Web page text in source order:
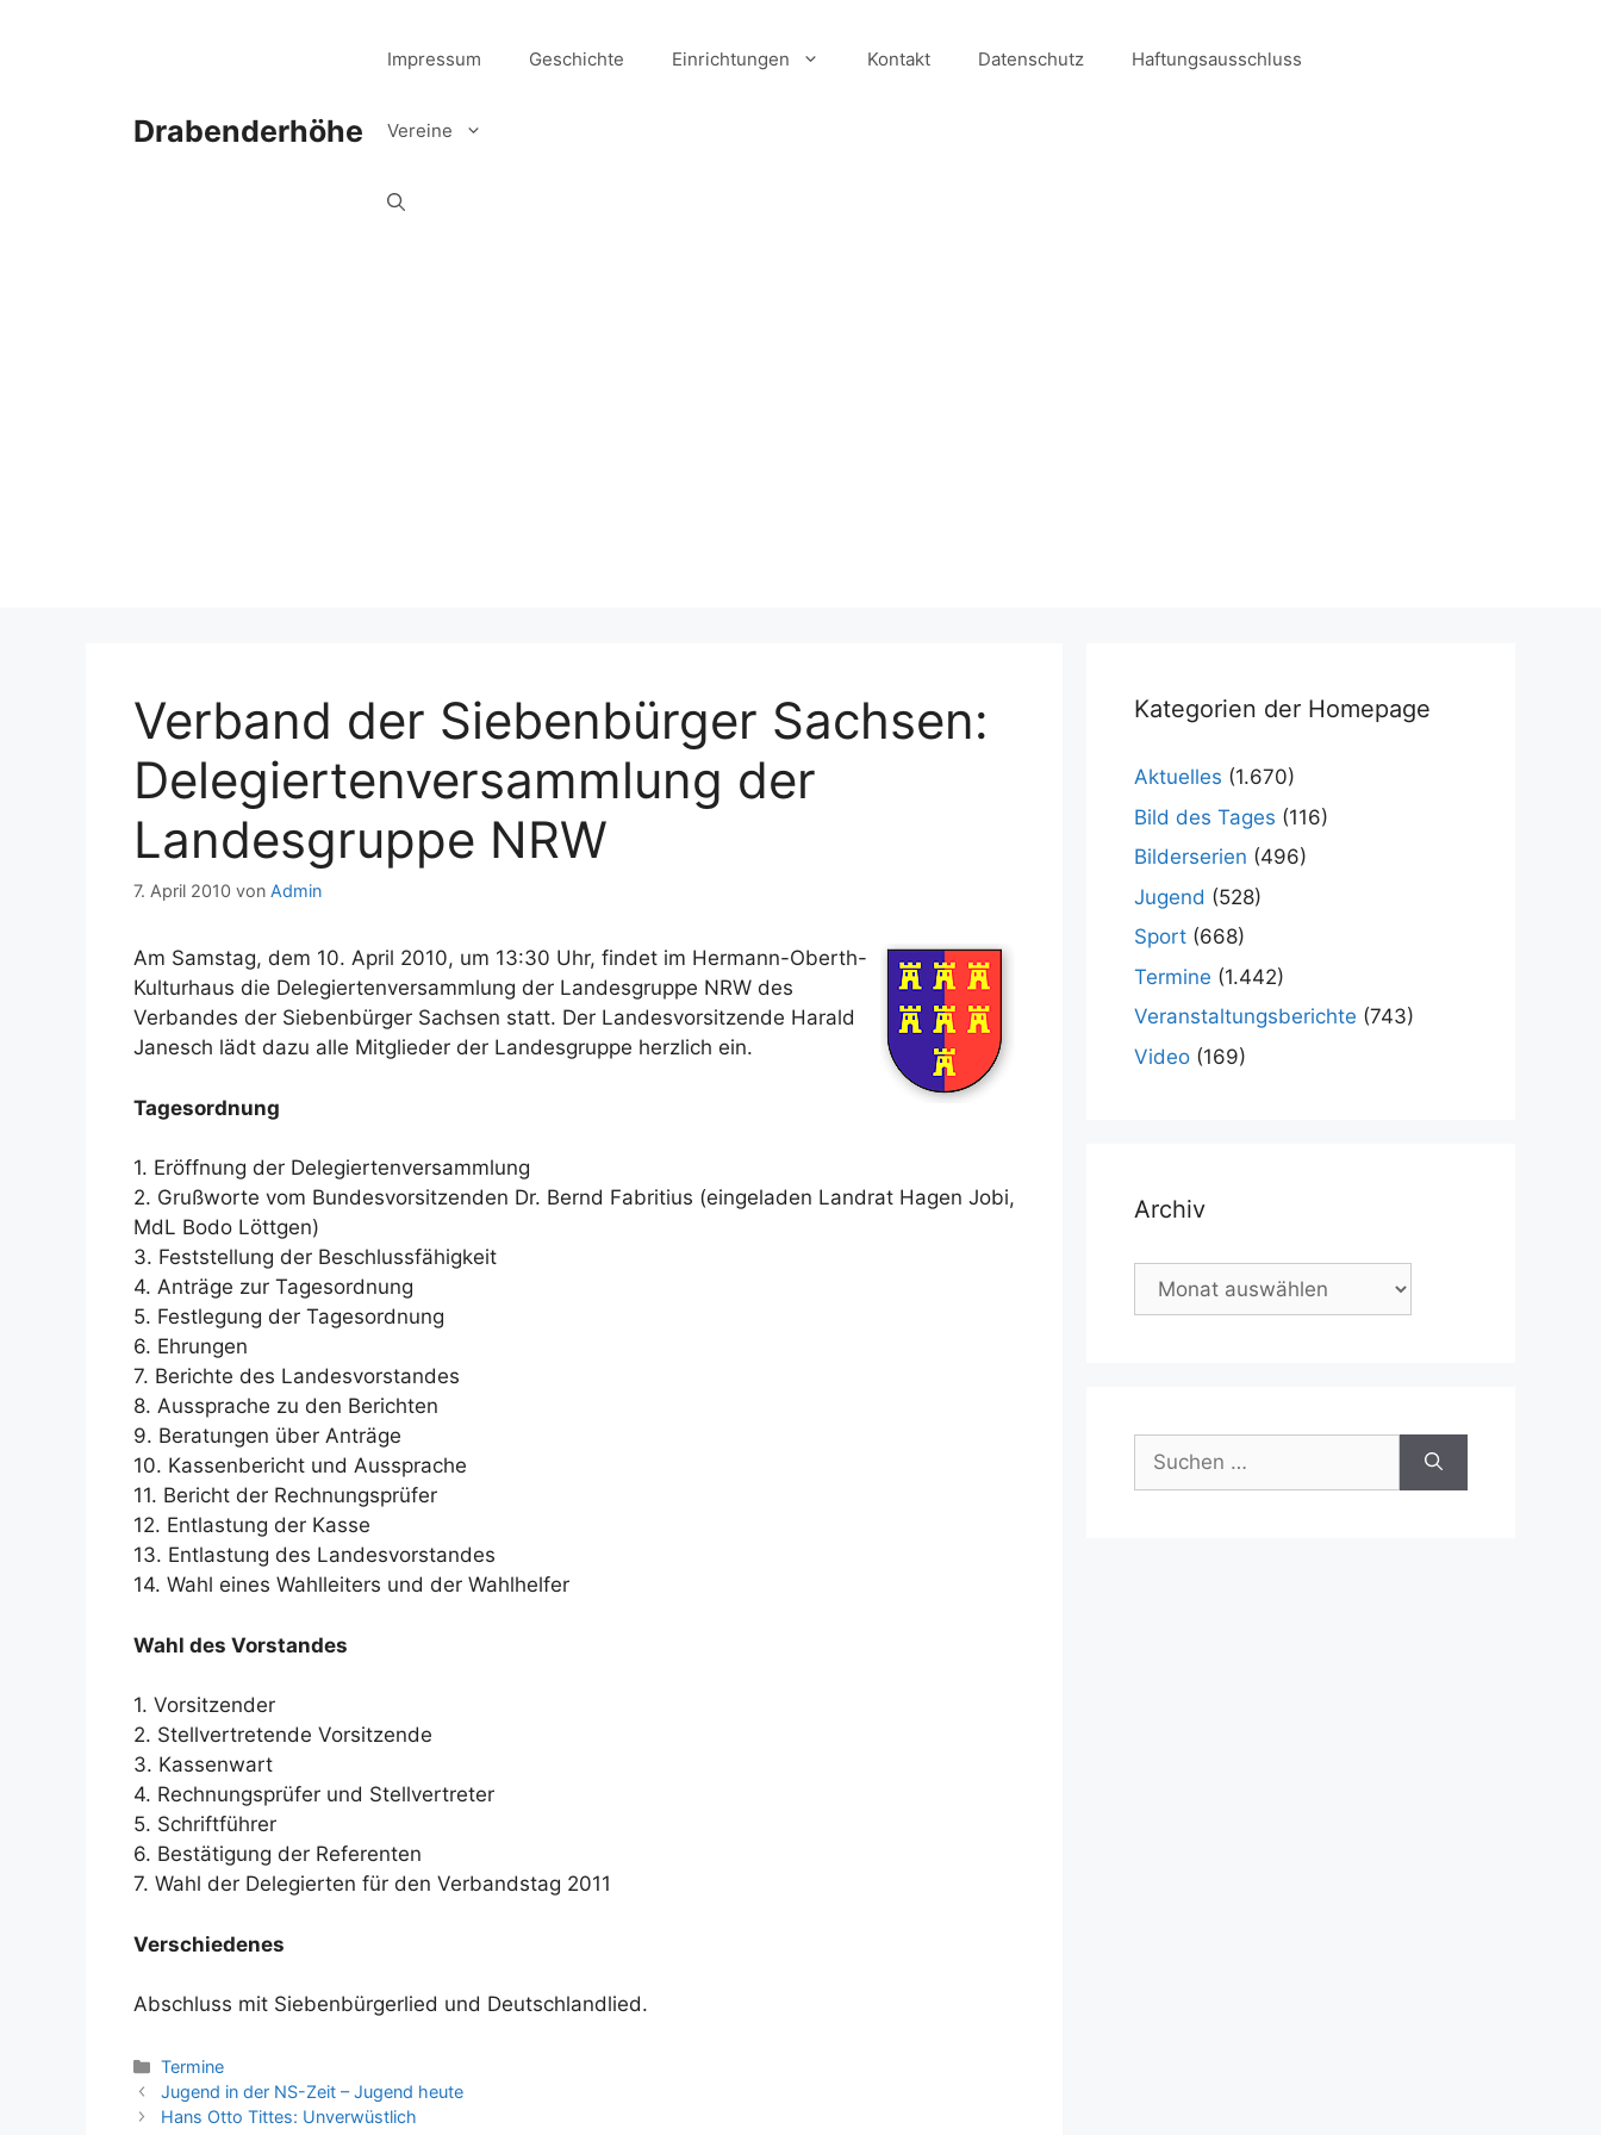
Drabenderhöhe
Impressum Geschichte Einrichtungen Kontakt Datenschutz Haftungsausschluss
Vereine
Verband der Siebenbürger Sachsen:
Delegiertenversammlung der
Landesgruppe NRW
7. April 2010 von Admin
Am Samstag, dem 10. April 2010, um 13:30 Uhr, findet im Hermann-Oberth-
Kulturhaus die Delegiertenversammlung der Landesgruppe NRW des
Verbandes der Siebenbürger Sachsen statt. Der Landesvorsitzende Harald
Janesch lädt dazu alle Mitglieder der Landesgruppe herzlich ein.
Tagesordnung
1. Eröffnung der Delegiertenversammlung
2. Grußworte vom Bundesvorsitzenden Dr. Bernd Fabritius (eingeladen Landrat Hagen Jobi,
MdL Bodo Löttgen)
3. Feststellung der Beschlussfähigkeit
4. Anträge zur Tagesordnung
5. Festlegung der Tagesordnung
6. Ehrungen
7. Berichte des Landesvorstandes
8. Aussprache zu den Berichten
9. Beratungen über Anträge
10. Kassenbericht und Aussprache
11. Bericht der Rechnungsprüfer
12. Entlastung der Kasse
13. Entlastung des Landesvorstandes
14. Wahl eines Wahlleiters und der Wahlhelfer
Wahl des Vorstandes
1. Vorsitzender
2. Stellvertretende Vorsitzende
3. Kassenwart
4. Rechnungsprüfer und Stellvertreter
5. Schriftführer
6. Bestätigung der Referenten
7. Wahl der Delegierten für den Verbandstag 2011
Verschiedenes
Abschluss mit Siebenbürgerlied und Deutschlandlied.
Kategorien
Termine
Jugend in der NS-Zeit – Jugend heute
Hans Otto Tittes: Unverwüstlich
Kategorien der Homepage
Aktuelles (1.670)
Bild des Tages (116)
Bilderserien (496)
Jugend (528)
Sport (668)
Termine (1.442)
Veranstaltungsberichte (743)
Video (169)
Archiv
Archiv
nach: